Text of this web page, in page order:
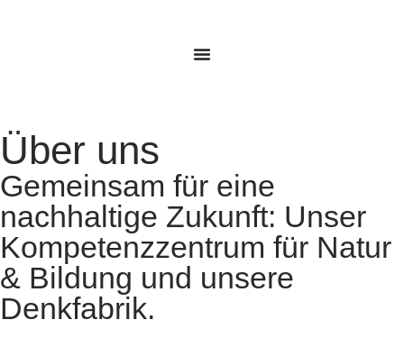
Über uns
Gemeinsam für eine
nachhaltige Zukunft: Unser
Kompetenzzentrum für Natur
& Bildung und unsere
Denkfabrik.